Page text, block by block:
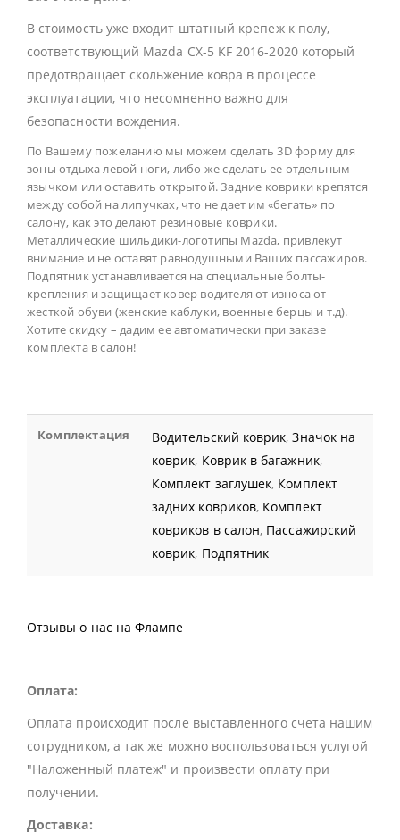
В стоимость уже входит штатный крепеж к полу,
соответствующий Mazda CX-5 KF 2016-2020 который
предотвращает скольжение ковра в процессе
эксплуатации, что несомненно важно для
безопасности вождения.
По Вашему пожеланию мы можем сделать 3D форму для
зоны отдыха левой ноги, либо же сделать ее отдельным
язычком или оставить открытой. Задние коврики крепятся
между собой на липучках, что не дает им «бегать» по
салону, как это делают резиновые коврики.
Металлические шильдики-логотипы Mazda, привлекут
внимание и не оставят равнодушными Ваших пассажиров.
Подпятник устанавливается на специальные болты-
крепления и защищает ковер водителя от износа от
жесткой обуви (женские каблуки, военные берцы и т.д).
Хотите скидку – дадим ее автоматически при заказе
комплекта в салон!
Комплектация Водительский коврик,Значок на
коврик, Коврик в багажник,
Комплект заглушек, Комплект
задних ковриков, Комплект
ковриков в салон, Пассажирский
коврик, Подпятник
Отзывы о нас на Флампе
Оплата:
Оплата происходит после выставленного счета нашим
сотрудником, а так же можно воспользоваться услугой
"Наложенный платеж" и произвести оплату при
получении.
Доставка: